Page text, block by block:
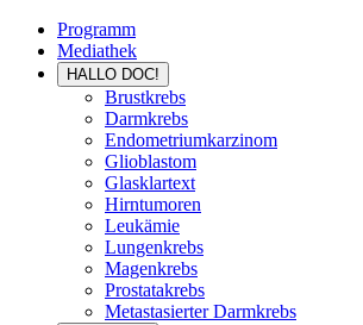
Programm
Mediathek
HALLO DOC!
Brustkrebs
Darmkrebs
Endometriumkarzinom
Glioblastom
Glasklartext
Hirntumoren
Leukämie
Lungenkrebs
Magenkrebs
Prostatakrebs
Metastasierter Darmkrebs